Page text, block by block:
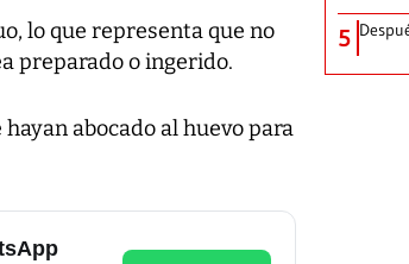
lo que representa que no
preparado o ingerido.
abocado al huevo para
5